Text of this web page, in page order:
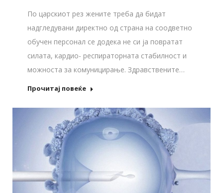
По царскиот рез жените треба да бидат
надгледувани директно од страна на соодветно
обучен персонал се додека не си ја повратат
силата, кардио- респираторната стабилност и
можноста за комуницирање. Здравствените…
Прочитај повеќе